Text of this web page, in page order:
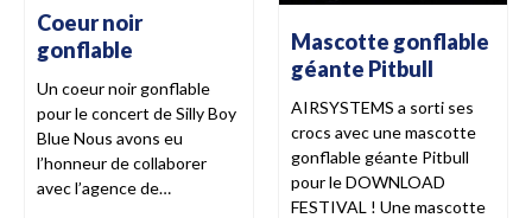
Coeur noir
gonflable
Un coeur noir gonflable
pour le concert de Silly Boy
Blue Nous avons eu
l’honneur de collaborer
avec l’agence de…
Mascotte gonflable
géante Pitbull
AIRSYSTEMS a sorti ses
crocs avec une mascotte
gonflable géante Pitbull
pour le DOWNLOAD
FESTIVAL ! Une mascotte